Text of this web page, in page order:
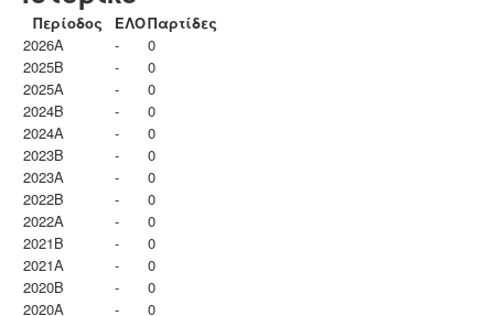
Περίοδος ΕΛΟΠαρτίδες
2026A
-
0
2025B
-
0
2025A
-
0
2024B
-
0
2024A
-
0
2023B
-
0
2023Α
-
0
2022B
-
0
2022A
-
0
2021B
-
0
2021A
-
0
2020B
-
0
2020A
- 0